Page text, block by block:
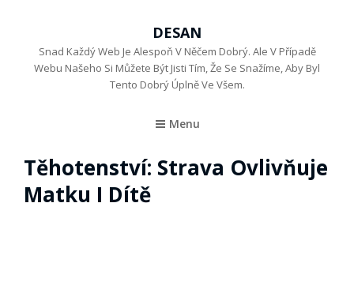
DESAN
Snad Každý Web Je Alespoň V Něčem Dobrý. Ale V Případě
Webu Našeho Si Můžete Být Jisti Tím, Že Se Snažíme, Aby Byl
Tento Dobrý Úplně Ve Všem.
Menu
Těhotenství: Strava Ovlivňuje
Matku I Dítě